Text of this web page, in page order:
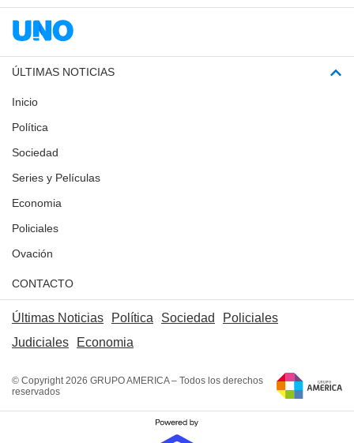
ÚLTIMAS NOTICIAS
Inicio
Política
Sociedad
Series y Películas
Economia
Policiales
Ovación
CONTACTO
Últimas Noticias Política Sociedad
Policiales
Judiciales
Economia
© Copyright 2026 GRUPO AMERICA – Todos los derechos
reservados